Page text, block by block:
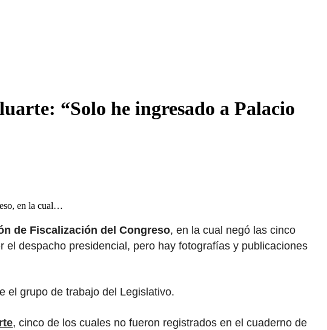
“Solo he ingresado a Palacio
en la cual…
de Fiscalización del Congreso, en la cual negó las cinco
despacho presidencial, pero hay fotografías y publicaciones
el grupo de trabajo del Legislativo.
, cinco de los cuales no fueron registrados en el cuaderno de